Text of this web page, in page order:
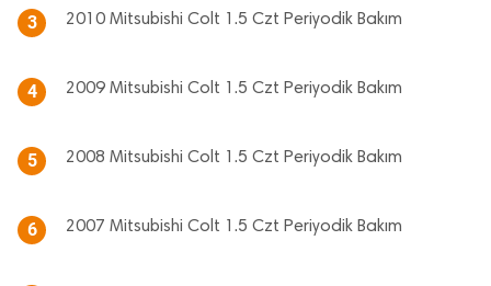
3 2010 Mitsubishi Colt 1.5 Czt Periyodik Bakım
4 2009 Mitsubishi Colt 1.5 Czt Periyodik Bakım
5 2008 Mitsubishi Colt 1.5 Czt Periyodik Bakım
6 2007 Mitsubishi Colt 1.5 Czt Periyodik Bakım